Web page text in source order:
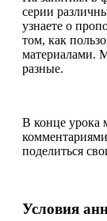
серии
узнаете о
том, как
материалами.
разные.
В конце урока
поделиться
Условия